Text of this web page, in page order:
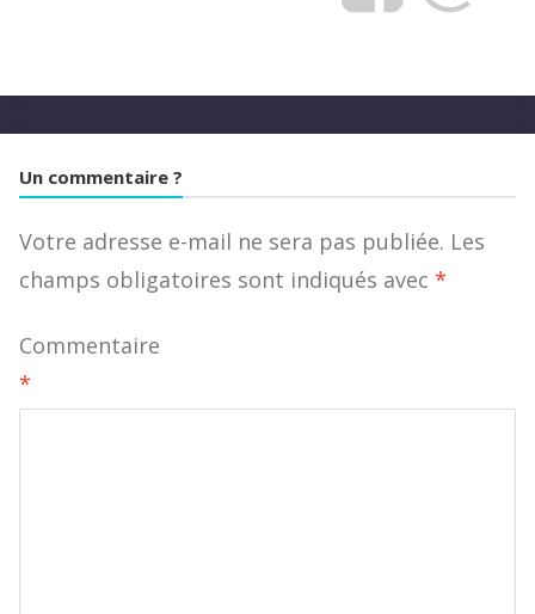
Un commentaire ?
Votre adresse e-mail ne sera pas publiée. Les
champs obligatoires sont indiqués avec *
Commentaire
*